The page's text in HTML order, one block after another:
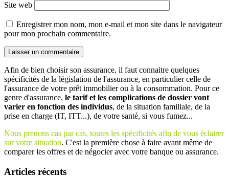
Site web
Enregistrer mon nom, mon e-mail et mon site dans le navigateur
pour mon prochain commentaire.
Afin de bien choisir son assurance, il faut connaitre quelques
spécificités de la législation de l'assurance, en particulier celle de
l'assurance de votre prêt immobilier ou à la consommation. Pour ce
genre d'assurance, le tarif et les complications de dossier vont
varier en fonction des individus, de la situation familiale, de la
prise en charge (IT, ITT...), de votre santé, si vous fumez...
Nous prenons cas par cas, toutes les spécificités afin de vous éclairer
sur votre situation. C'est la première chose à faire avant même de
comparer les offres et de négocier avec votre banque ou assurance.
Articles récents